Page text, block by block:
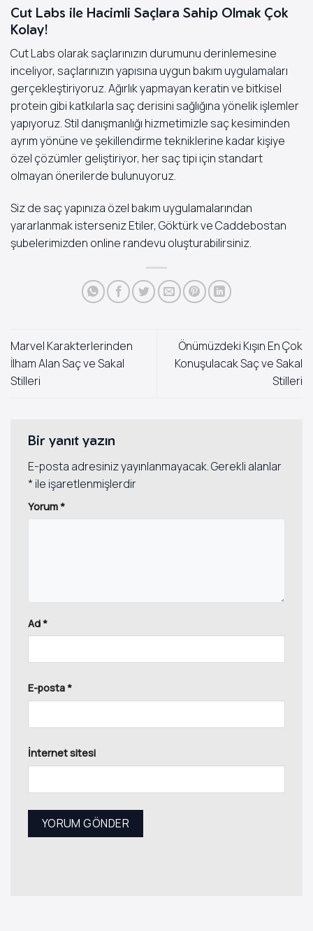
Cut Labs ile Hacimli Saçlara Sahip Olmak Çok
Kolay!
Cut Labs olarak saçlarınızın durumunu derinlemesine
inceliyor, saçlarınızın yapısına uygun bakım uygulamaları
gerçekleştiriyoruz. Ağırlık yapmayan keratin ve bitkisel
protein gibi katkılarla saç derisini sağlığına yönelik işlemler
yapıyoruz. Stil danışmanlığı hizmetimizle saç kesiminden
ayrım yönüne ve şekillendirme tekniklerine kadar kişiye
özel çözümler geliştiriyor, her saç tipi için standart
olmayan önerilerde bulunuyoruz.
Siz de saç yapınıza özel bakım uygulamalarından
yararlanmak isterseniz Etiler, Göktürk ve Caddebostan
şubelerimizden online randevu oluşturabilirsiniz.
Marvel Karakterlerinden
İlham Alan Saç ve Sakal
Stilleri
Önümüzdeki Kışın En Çok
Konuşulacak Saç ve Sakal
Stilleri
Bir yanıt yazın
E-posta adresiniz yayınlanmayacak.Gerekli alanlar
* ile işaretlenmişlerdir
Yorum*
Ad*
E-posta*
İnternet sitesi